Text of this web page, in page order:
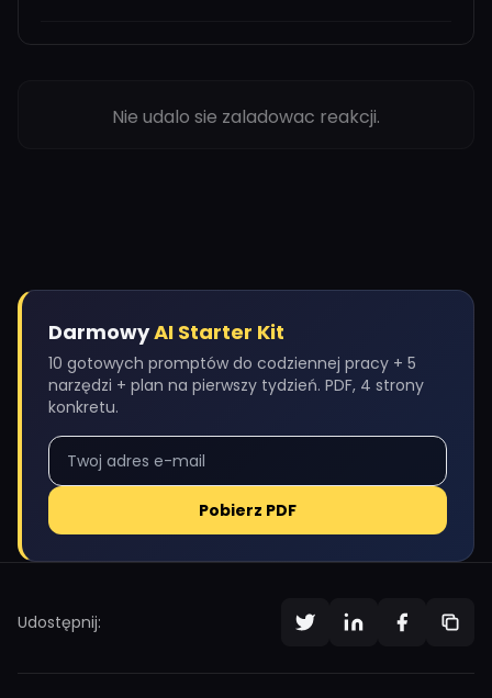
Nie udalo sie zaladowac reakcji.
DarmowyAI Starter Kit
10 gotowych promptów do codziennej pracy + 5
narzędzi + plan na pierwszy tydzień. PDF, 4 strony
konkretu.
Pobierz PDF
Udostępnij: